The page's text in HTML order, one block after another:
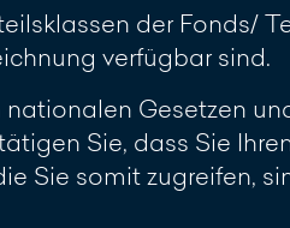
der Fonds/
verfügbar sind.
Gesetzen
Sie, dass Sie
Sie somit zugreifen,